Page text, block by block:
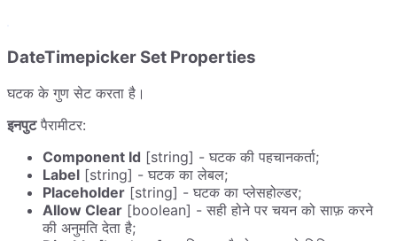
DateTimepicker Set Properties
घटक के गुण सेट करता है।
इनपुटपैरामीटर:
Component Id [string] - घटक की पहचानकर्ता;
Label [string] - घटक का लेबल;
Placeholder [string] - घटक का प्लेसहोल्डर;
Allow Clear [boolean] - सही होने पर चयन को साफ़ करने
की अनुमति देता है;